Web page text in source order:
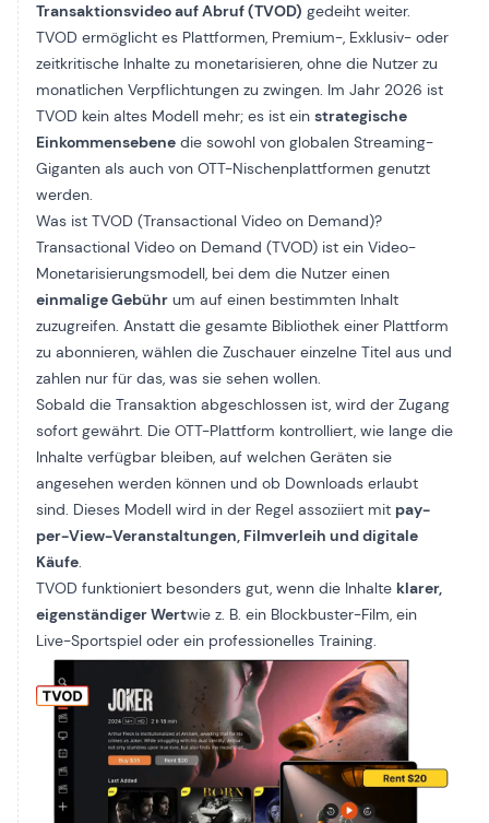
Transaktionsvideo auf Abruf (TVOD) gedeiht weiter.
TVOD ermöglicht es Plattformen, Premium-, Exklusiv- oder
zeitkritische Inhalte zu monetarisieren, ohne die Nutzer zu
monatlichen Verpflichtungen zu zwingen. Im Jahr 2026 ist
TVOD kein altes Modell mehr; es ist ein strategische
Einkommensebene die sowohl von globalen Streaming-
Giganten als auch von OTT-Nischenplattformen genutzt
werden.
Was ist TVOD (Transactional Video on Demand)?
Transactional Video on Demand (TVOD) ist ein Video-
Monetarisierungsmodell, bei dem die Nutzer einen
einmalige Gebühr um auf einen bestimmten Inhalt
zuzugreifen. Anstatt die gesamte Bibliothek einer Plattform
zu abonnieren, wählen die Zuschauer einzelne Titel aus und
zahlen nur für das, was sie sehen wollen.
Sobald die Transaktion abgeschlossen ist, wird der Zugang
sofort gewährt. Die OTT-Plattform kontrolliert, wie lange die
Inhalte verfügbar bleiben, auf welchen Geräten sie
angesehen werden können und ob Downloads erlaubt
sind. Dieses Modell wird in der Regel assoziiert mit pay-
per-View-Veranstaltungen, Filmverleih und digitale
Käufe.
TVOD funktioniert besonders gut, wenn die Inhalte klarer,
eigenständiger Wertwie z. B. ein Blockbuster-Film, ein
Live-Sportspiel oder ein professionelles Training.